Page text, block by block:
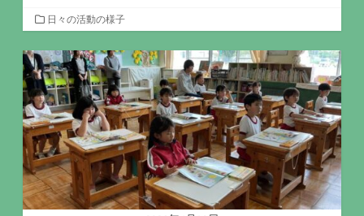
カ
テ
ゴ
リ
ー
日々の活動の様子